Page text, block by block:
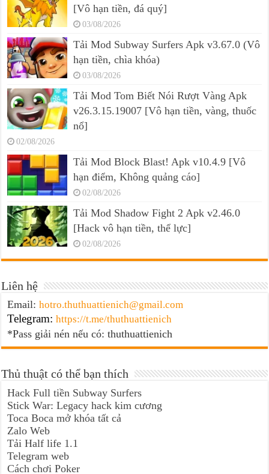
[Vô hạn tiền, đá quý]
03/08/2026
Tải Mod Subway Surfers Apk v3.67.0 (Vô
hạn tiền, chìa khóa)
03/08/2026
Tải Mod Tom Biết Nói Rượt Vàng Apk
v26.3.15.19007 [Vô hạn tiền, vàng, thuốc
nổ]
02/08/2026
Tải Mod Block Blast! Apk v10.4.9 [Vô
hạn điểm, Không quảng cáo]
02/08/2026
Tải Mod Shadow Fight 2 Apk v2.46.0
[Hack vô hạn tiền, thể lực]
02/08/2026
Liên hệ
Email:hotro.thuthuattienich@gmail.com
Telegram: https://t.me/thuthuattienich
*Pass giải nén nếu có: thuthuattienich
Thủ thuật có thể bạn thích
Hack Full tiền Subway Surfers
Stick War: Legacy hack kim cương
Toca Boca mở khóa tất cả
Zalo Web
Tải Half life 1.1
Telegram web
Cách chơi Poker